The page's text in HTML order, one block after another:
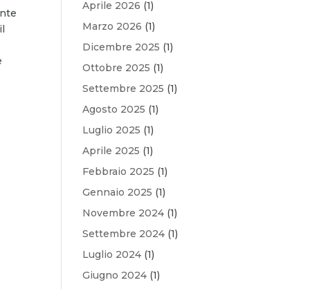
Aprile 2026 (1)
Marzo 2026 (1)
Dicembre 2025 (1)
Ottobre 2025 (1)
Settembre 2025 (1)
Agosto 2025 (1)
Luglio 2025 (1)
Aprile 2025 (1)
Febbraio 2025 (1)
Gennaio 2025 (1)
Novembre 2024 (1)
Settembre 2024 (1)
Luglio 2024 (1)
Giugno 2024 (1)